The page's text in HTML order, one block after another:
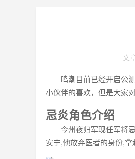
文
鸣潮目前已经开启公
小伙伴的喜欢，但是大家
忌炎角色介绍
今州夜归军现任军将
安宁,他放弃医者的身份,拿